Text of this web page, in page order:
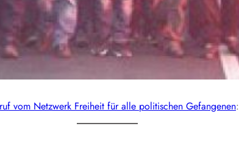
vom Netzwerk Freiheit für alle politischen Gefangenen: